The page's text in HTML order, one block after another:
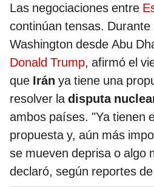
Las negociaciones entre
continúan tensas.
Washington desde Abu
Donald Trump, afirmó el
que Irán ya tiene una
resolver ladisputa
ambos países. "Ya tienen
propuesta y, aún más
se mueven deprisa o algo
declaró, según reportes